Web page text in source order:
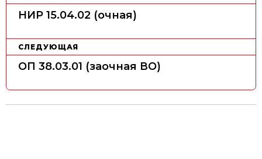
и
г
ц
и
НИР 15.04.02 (очная)
СЛЕДУЮЩАЯ
ОП 38.03.01 (заочная ВО)